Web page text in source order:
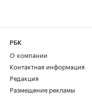
РБК
О компании
Контактная информация
Редакция
Размещение рекламы